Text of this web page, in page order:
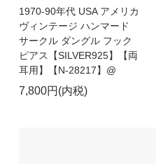
1970-90年代 USA アメリカ
ヴィンテージ ハンマード
サークル ダングル フック
ピアス【SILVER925】【両
耳用】【N-28217】@
7,800円(内税)